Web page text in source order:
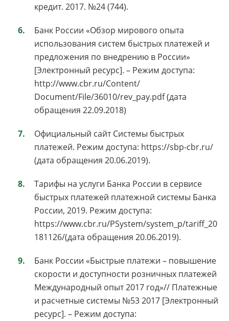
кредит. 2017. №24 (744).
Банк России «Обзор мирового опыта
использования систем быстрых платежей и
предложения по внедрению в России»
[Электронный ресурс]. – Режим доступа:
http://www.cbr.ru/Content/
Document/File/36010/rev_pay.pdf (дата
обращения 22.09.2018)
Официальный сайт Системы быстрых
платежей. Режим доступа: https://sbp-cbr.ru/
(дата обращения 20.06.2019).
Тарифы на услуги Банка России в сервисе
быстрых платежей платежной системы Банка
России, 2019. Режим доступа:
https://www.cbr.ru/PSystem/system_p/tariff_20
181126/(дата обращения 20.06.2019).
Банк России «Быстрые платежи – повышение
скорости и доступности розничных платежей
Международный опыт 2017 год»// Платежные
и расчетные системы №53 2017 [Электронный
ресурс]. – Режим доступа: